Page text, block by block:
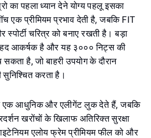
का पहला ध्यान देने योग्य पहलू इसका
एक प्रीमियम प्रभाव देती है, जबकि FIT
चरित्र को बनाए रखती है। बड़ा
आकर्षक है और यह ३००० निट्स की
है, जो बाहरी उपयोग के दौरान
सुनिश्चित करता है।
एक आधुनिक और एलीगेंट लुक देते हैं, जबकि
खरोंचों के खिलाफ अतिरिक्त सुरक्षा
एलोय फ्रेम प्रीमियम फील को और